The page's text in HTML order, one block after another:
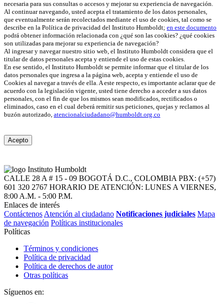
necesaria para sus consultas o accesos y mejorar su experiencia de navegación.
Al continuar navegando, usted acepta el tratamiento de los datos personales,
que eventualmente serán recolectados mediante el uso de cookies, tal como se
describe en la Política de privacidad del Instituto Humboldt; en este documento
podrá obtener información relacionada con ¿qué son las cookies? ¿qué cookies
son utilizadas para mejorar su experiencia de navegación?
Al ingresar y navegar nuestro sitio web, el Instituto Humboldt considera que el
titular de datos personales acepta y entiende el uso de estas cookies.
En ese sentido, el Instituto Humboldt se permite informar que el titular de los
datos personales que ingresa a la página web, acepta y entiende el uso de
Cookies al navegar a través de ella. A este respecto, es importante aclarar que de
acuerdo con la legislación vigente, usted tiene derecho a acceder a sus datos
personales, con el fin de que los mismos sean modificados, rectificados o
eliminados, caso en el cual deberá remitir sus peticiones, quejas y reclamos al
buzón autorizado, atencionalciudadano@humboldt.org.co
Acepto
CALLE 28 A # 15 - 09 BOGOTÁ D.C., COLOMBIA PBX: (+57)
601 320 2767 HORARIO DE ATENCIÓN: LUNES A VIERNES,
8:00 A.M. - 5:00 P.M.
Enlaces de interés
Contáctenos Atención al ciudadano Notificaciones judiciales Mapa
de navegación Políticas institucionales
Políticas
Términos y condiciones
Política de privacidad
Política de derechos de autor
Otras políticas
Síguenos en: